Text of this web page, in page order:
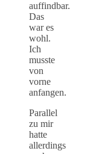
auffindbar.
Das
war es
wohl.
Ich
musste
von
vorne
anfangen.
Parallel
zu mir
hatte
allerdings